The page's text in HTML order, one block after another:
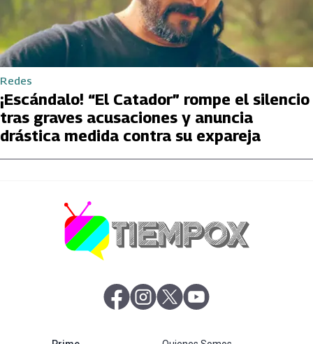
Redes
¡Escándalo! “El Catador” rompe el silencio
tras graves acusaciones y anuncia
drástica medida contra su expareja
abre en nueva pestaña
abre en nueva pestaña
abre en nueva pestaña